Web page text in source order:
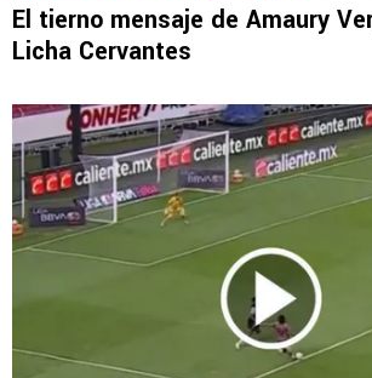
El tierno mensaje de Amaury
Licha Cervantes